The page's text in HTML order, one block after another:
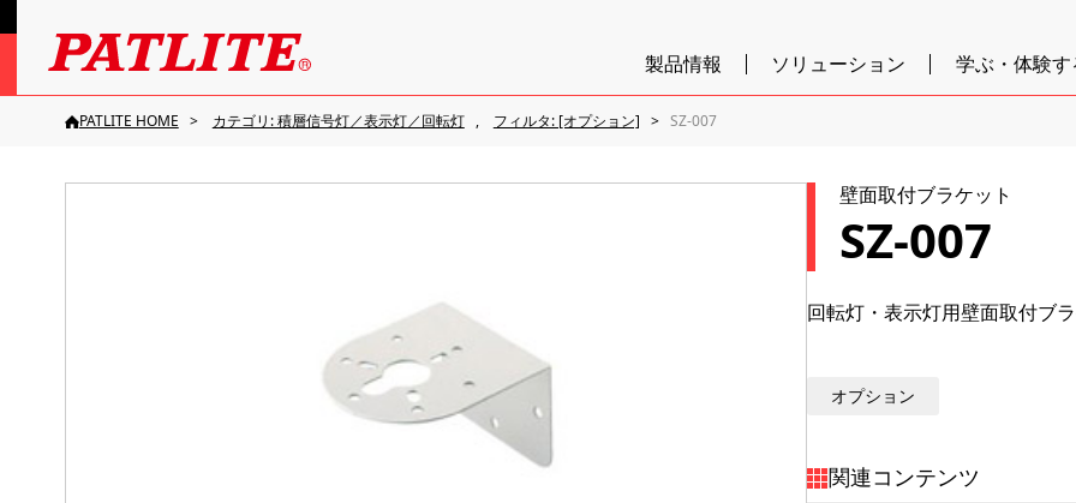
製品情報 ソリューション 学ぶ・体験す
PATLITE HOME カテゴリ: 積層信号灯／表示灯／回転灯 フィルタ: [オプション] SZ-007
壁面取付ブラケット
SZ-007
回転灯・表示灯用壁面取付ブ
オプション
関連コンテンツ